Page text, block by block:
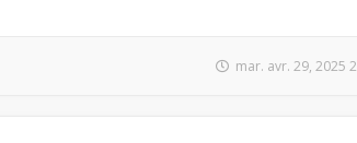
mar. avr. 29, 2025